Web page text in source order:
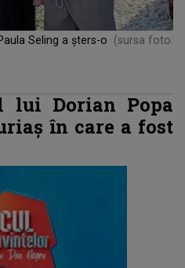
Seling a șters-o
(sursa foto:
lui Dorian Popa
în care a fost